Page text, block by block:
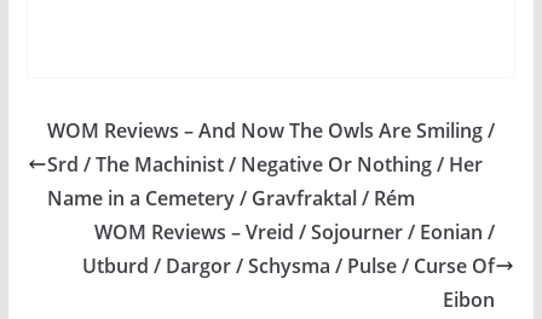
WOM Reviews – And Now The Owls Are Smiling /
Srd / The Machinist / Negative Or Nothing / Her
Name in a Cemetery / Gravfraktal / Rém
WOM Reviews – Vreid / Sojourner / Eonian /
Utburd / Dargor / Schysma / Pulse / Curse Of
Eibon